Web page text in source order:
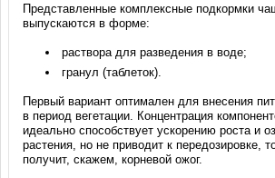
Представленные комплексные подкормки
выпускаются в форме:
раствора для разведения в воде;
гранул (таблеток).
Первый вариант оптимален для внесения
в период вегетации. Концентрация
идеально способствует ускорению роста и
растения, но не приводит к передозировке,
получит, скажем, корневой ожог.